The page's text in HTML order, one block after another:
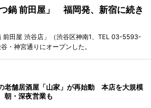
鍋 前田屋」 福岡発、新宿に続き
前田屋 渋谷店」（渋谷区神南1、TEL 03-5593-
・神宮通りにオープンした。
老舗居酒屋「山家」が再始動 本店を大規模
朝・深夜営業も